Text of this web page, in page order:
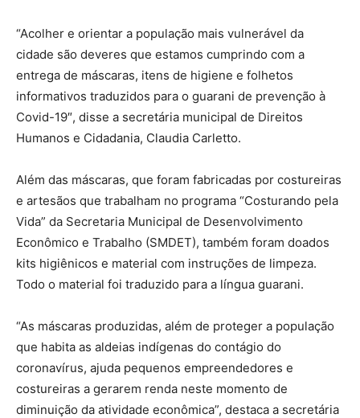
“Acolher e orientar a população mais vulnerável da
cidade são deveres que estamos cumprindo com a
entrega de máscaras, itens de higiene e folhetos
informativos traduzidos para o guarani de prevenção à
Covid-19″, disse a secretária municipal de Direitos
Humanos e Cidadania, Claudia Carletto.
Além das máscaras, que foram fabricadas por costureiras
e artesãos que trabalham no programa “Costurando pela
Vida” da Secretaria Municipal de Desenvolvimento
Econômico e Trabalho (SMDET), também foram doados
kits higiênicos e material com instruções de limpeza.
Todo o material foi traduzido para a língua guarani.
“As máscaras produzidas, além de proteger a população
que habita as aldeias indígenas do contágio do
coronavírus, ajuda pequenos empreendedores e
costureiras a gerarem renda neste momento de
diminuição da atividade econômica”, destaca a secretária